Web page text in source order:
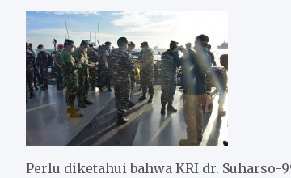
Perlu diketahui bahwa KRI dr.